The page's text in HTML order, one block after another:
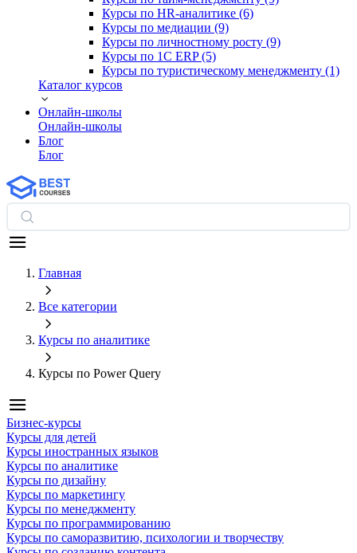
Курсы по HR-аналитике (6)
Курсы по медиации (9)
Курсы по личностному росту (9)
Курсы по 1С ERP (5)
Курсы по туристическому менеджменту (1)
Каталог курсов
Онлайн-школы
Онлайн-школы
Блог
Блог
Главная
Все категории
Курсы по аналитике
Курсы по Power Query
Бизнес-курсы
Курсы для детей
Курсы иностранных языков
Курсы по аналитике
Курсы по дизайну
Курсы по маркетингу
Курсы по менеджменту
Курсы по программированию
Курсы по саморазвитию, психологии и творчеству